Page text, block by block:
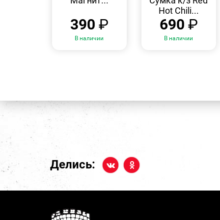
390 ₽
В наличии
Hot Chili...
690 ₽
В наличии
Делись: